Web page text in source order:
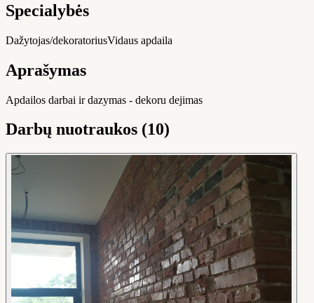
Specialybės
Dažytojas/dekoratoriusVidaus apdaila
Aprašymas
Apdailos darbai ir dazymas - dekoru dejimas
Darbų nuotraukos (10)